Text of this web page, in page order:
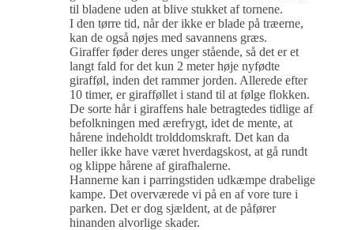
til bladene uden at blive stukket af tornene.
I den tørre tid, når der ikke er blade på træerne,
kan de også nøjes med savannens græs.
Giraffer føder deres unger stående, så det er et
langt fald for det kun 2 meter høje nyfødte
girafføl, inden det rammer jorden. Allerede efter
10 timer, er girafføllet i stand til at følge flokken.
De sorte hår i giraffens hale betragtedes tidlige af
befolkningen med ærefrygt, idet de mente, at
hårene indeholdt trolddomskraft. Det kan da
heller ikke have været hverdagskost, at gå rundt
og klippe hårene af girafhalerne.
Hannerne kan i parringstiden udkæmpe drabelige
kampe. Det overværede vi på en af vore ture i
parken. Det er dog sjældent, at de påfører
hinanden alvorlige skader.